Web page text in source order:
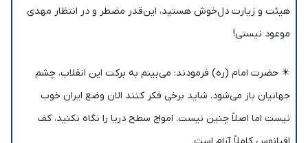
هیئت و زیارت دل‌خوش هستید، این‌قدر مضطر و در انتظار مهدی
موعود نیستی!
✴️ حضرت امام (ره) فرمودند: می‌بینم به برکت این انقلاب، چشم
جهانیان باز می‌شود. شاید برخی فکر کنند الان وضع ایران خوب
نیست اما اصلاً چنین نیست. امواج سطح دریا را نگاه نکنید، کف